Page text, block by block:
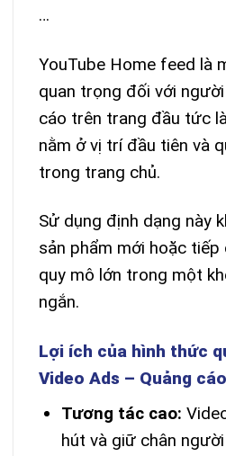
…
YouTube Home feed là
quan trọng đối với người
cáo trên trang đầu tức
nằm ở vị trí đầu tiên và
trong trang chủ.
Sử dụng định dạng này
sản phẩm mới hoặc
quy mô lớn trong một
ngắn.
Lợi ích của hình thức
Video Ads – Quảng
Tương tác cao:
hút và giữ chân